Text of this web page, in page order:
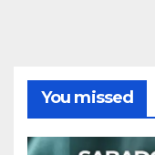
You missed